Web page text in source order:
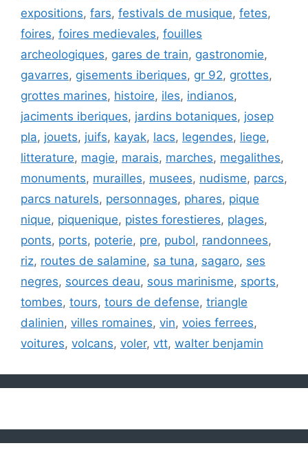
expositions, fars, festivals de musique, fetes,
foires, foires medievales, fouilles
archeologiques, gares de train, gastronomie,
gavarres, gisements iberiques, gr 92, grottes,
grottes marines, histoire, iles, indianos,
jaciments iberiques, jardins botaniques, josep
pla, jouets, juifs, kayak, lacs, legendes, liege,
litterature, magie, marais, marches, megalithes,
monuments, murailles, musees, nudisme, parcs,
parcs naturels, personnages, phares, pique
nique, piquenique, pistes forestieres, plages,
ponts, ports, poterie, pre, pubol, randonnees,
riz, routes de salamine, sa tuna, sagaro, ses
negres, sources deau, sous marinisme, sports,
tombes, tours, tours de defense, triangle
dalinien, villes romaines, vin, voies ferrees,
voitures, volcans, voler, vtt, walter benjamin